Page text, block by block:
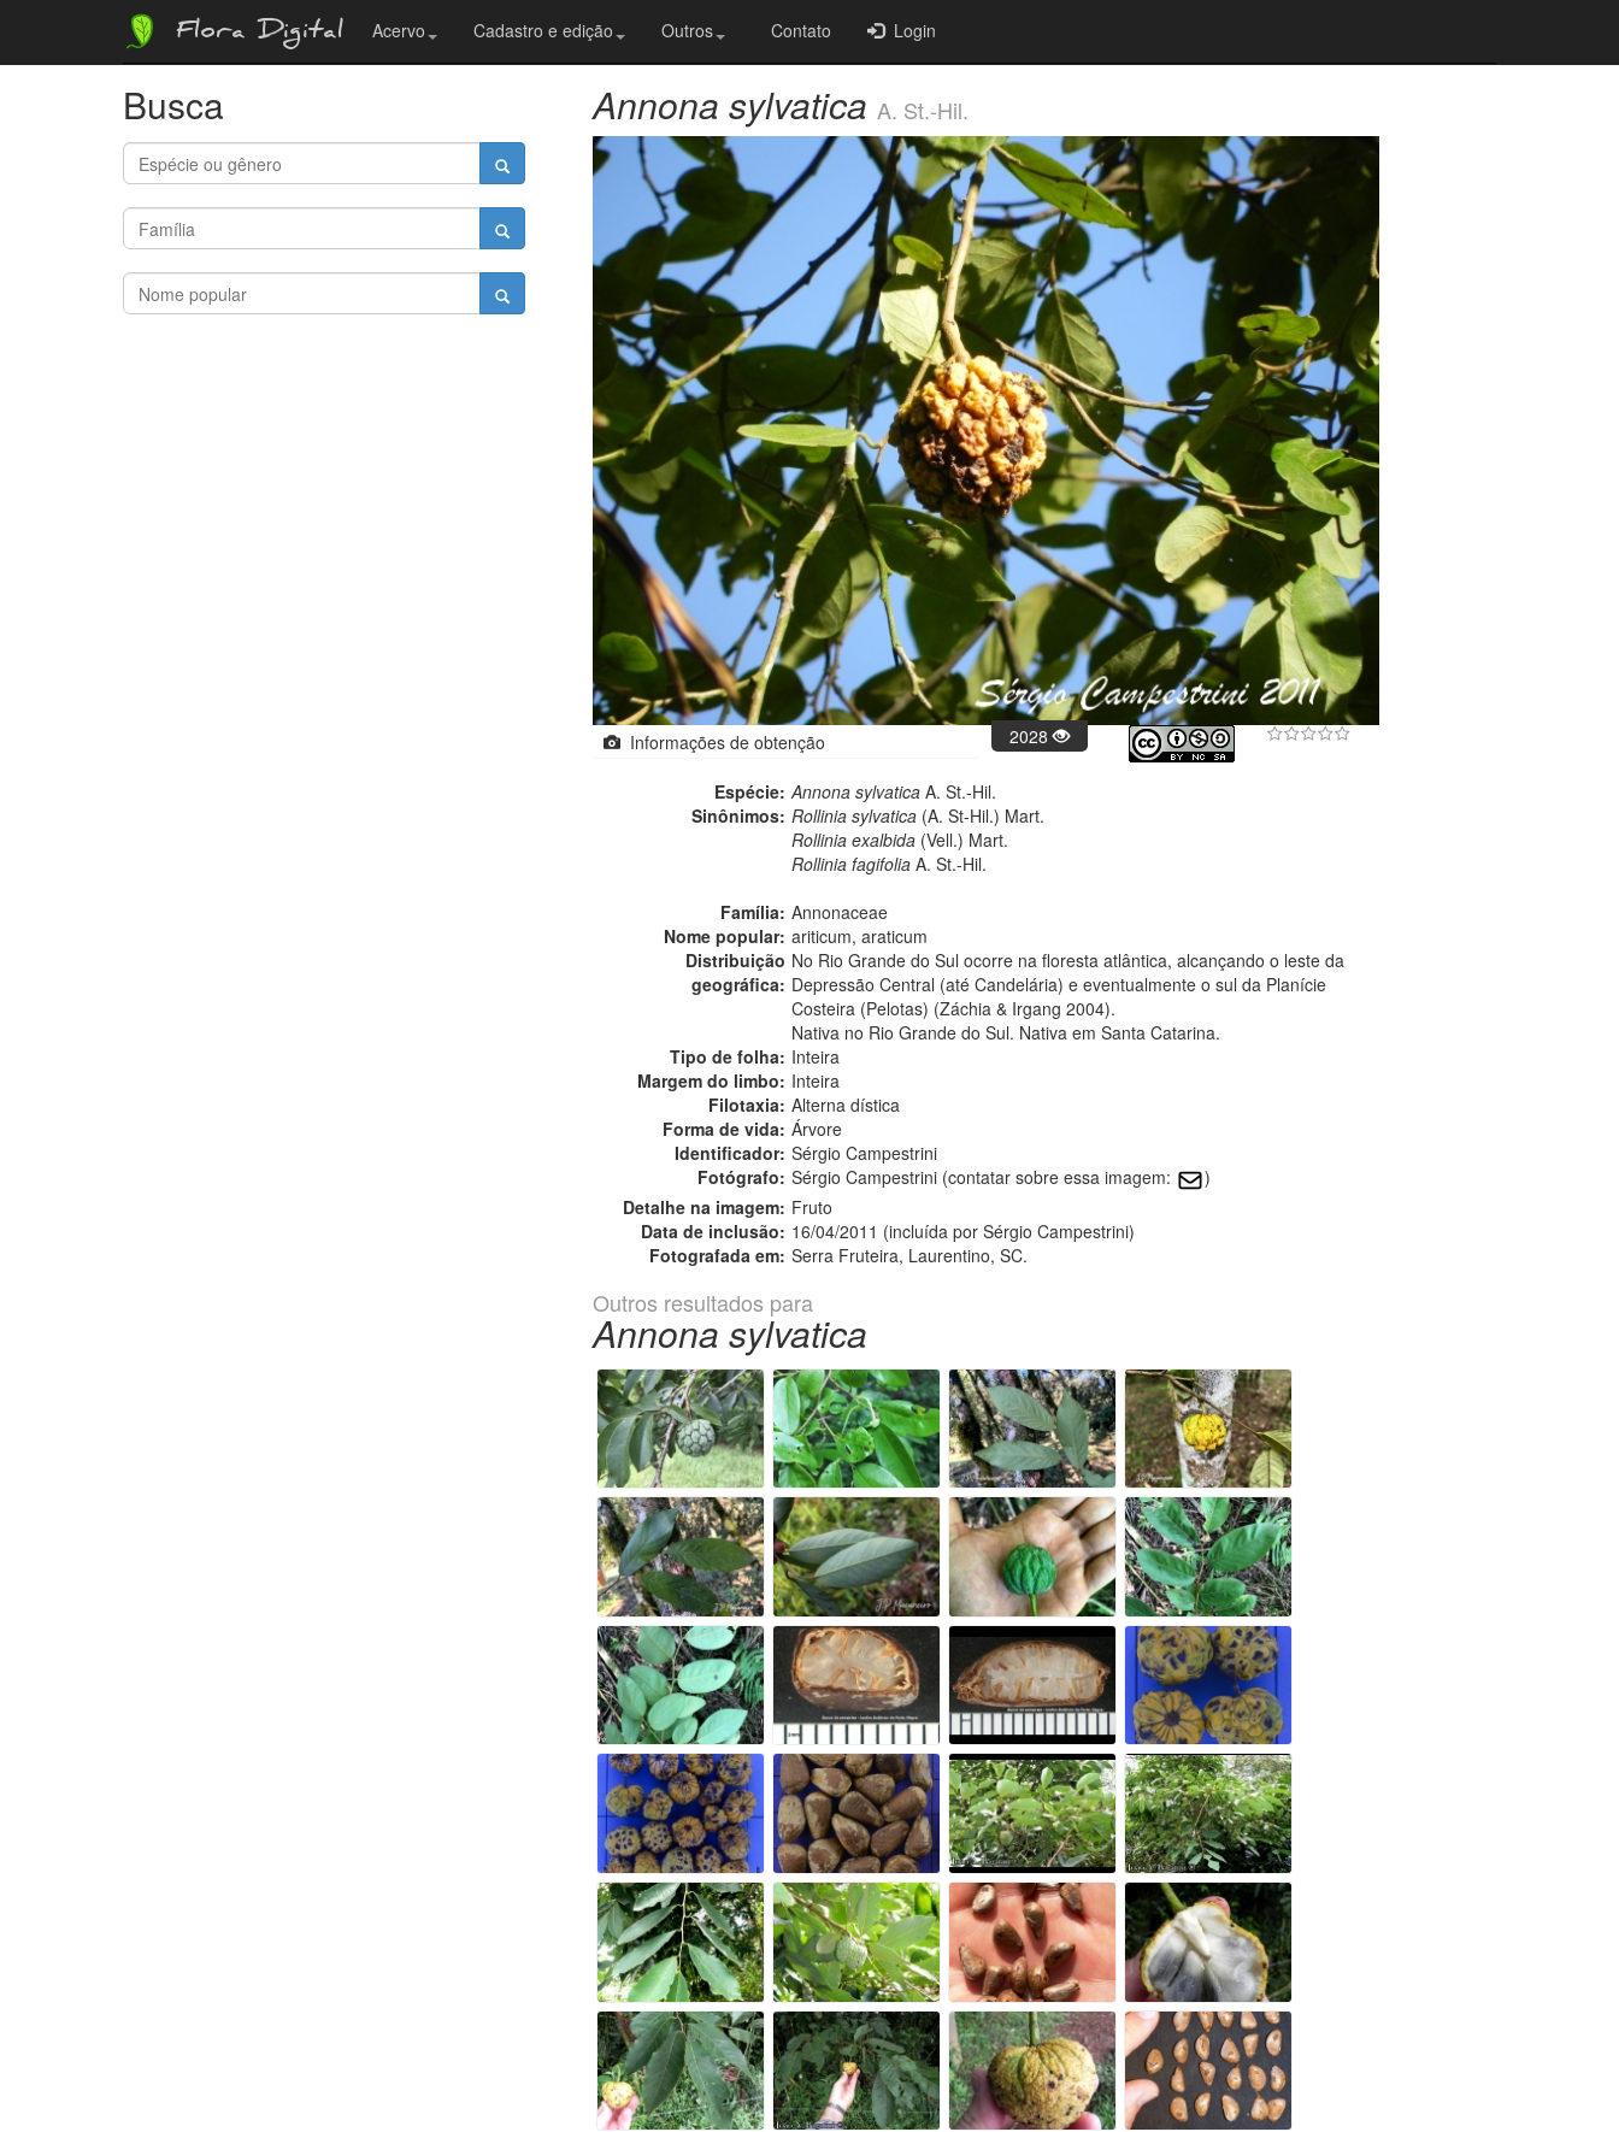
Flora Digital Acervo Cadastro e edição Outros Contato Login
Busca Annona sylvatica A. St.-Hil.
Informações de obtenção 2028
Espécie: Annona sylvatica A. St.-Hil.
Sinônimos: Rollinia sylvatica (A. St-Hil.) Mart.
Rollinia exalbida (Vell.) Mart.
Rollinia fagifolia A. St.-Hil.
Família: Annonaceae
Nome popular: ariticum, araticum
Distribuição
geográfica:
No Rio Grande do Sul ocorre na floresta atlântica, alcançando o leste da
Depressão Central (até Candelária) e eventualmente o sul da Planície
Costeira (Pelotas) (Záchia & Irgang 2004).
Nativa no Rio Grande do Sul. Nativa em Santa Catarina.
Tipo de folha: Inteira
Margem do limbo: Inteira
Filotaxia: Alterna dística
Forma de vida: Árvore
Identificador: Sérgio Campestrini
Fotógrafo: Sérgio Campestrini (contatar sobre essa imagem:
)
Detalhe na imagem: Fruto
Data de inclusão: 16/04/2011 (incluída por Sérgio Campestrini)
Fotografada em: Serra Fruteira, Laurentino, SC.
Outros resultados para
Annona sylvatica